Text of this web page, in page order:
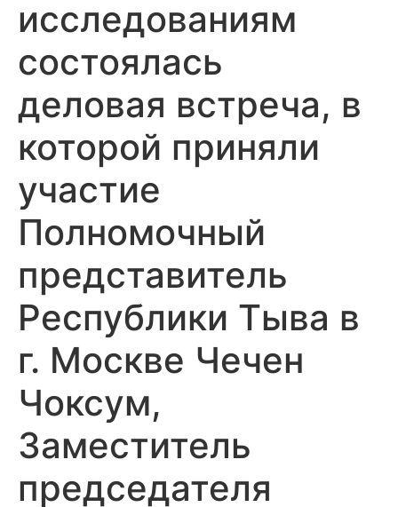
исследованиям
состоялась
деловая встреча, в
которой приняли
участие
Полномочный
представитель
Республики Тыва в
г. Москве Чечен
Чоксум,
Заместитель
председателя